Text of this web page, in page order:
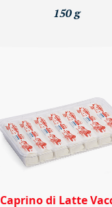
150 g
Caprino di Latte